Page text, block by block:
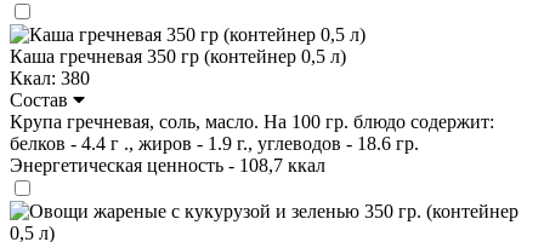
Каша гречневая 350 гр (контейнер 0,5 л)
Ккал: 380
Состав
Крупа гречневая, соль, масло. На 100 гр. блюдо содержит:
белков - 4.4 г ., жиров - 1.9 г., углеводов - 18.6 гр.
Энергетическая ценность - 108,7 ккал